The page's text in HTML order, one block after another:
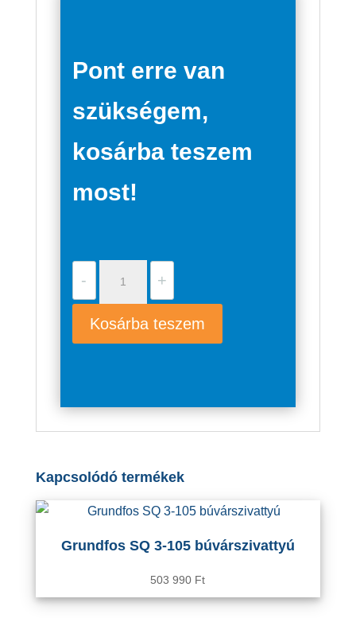
Pont erre van
szükségem,
kosárba teszem
most!
- +
Kosárba teszem
Kapcsolódó termékek
Grundfos SQ 3-105 búvárszivattyú
503 990 Ft